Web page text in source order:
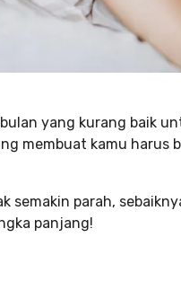
yang kurang baik
membuat kamu harus
semakin parah,
panjang!